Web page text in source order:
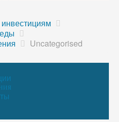
Uncategorised